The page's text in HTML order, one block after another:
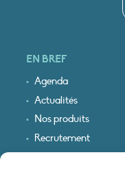
EN BREF
Agenda
Actualités
Nos produits
Recrutement